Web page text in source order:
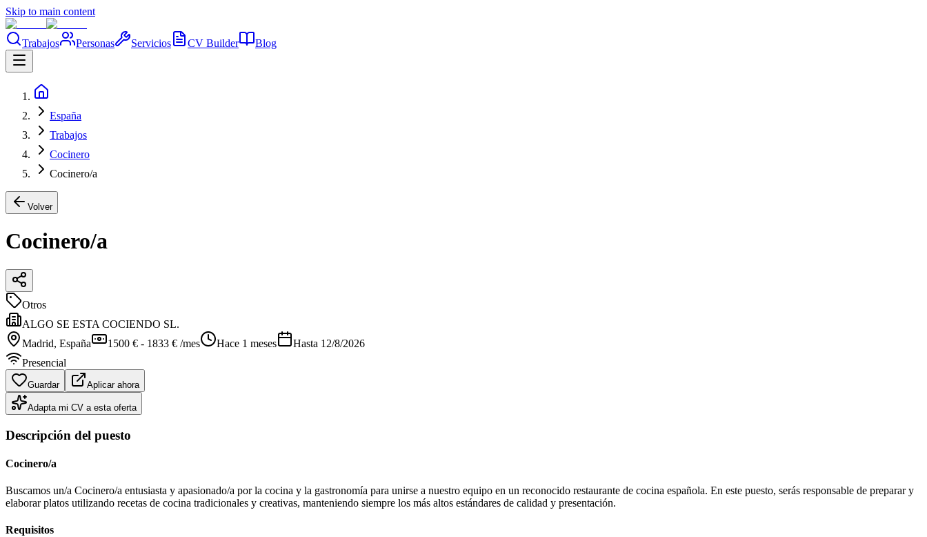
Skip to main content
Trabajos Personas Servicios CV Builder Blog
España
Trabajos
Cocinero
Cocinero/a
Volver
Cocinero/a
Otros
ALGO SE ESTA COCIENDO SL.
Madrid, España 1500 € - 1833 € /mes Hace 1 meses Hasta 12/8/2026
Presencial
Guardar Aplicar ahora
Adapta mi CV a esta oferta
Descripción del puesto
Cocinero/a
Buscamos un/a Cocinero/a entusiasta y apasionado/a por la cocina y la gastronomía para unirse a nuestro equipo en un reconocido restaurante de cocina española. En este puesto, serás responsable de preparar y
elaborar platos utilizando recetas de cocina tradicionales y creativas, manteniendo siempre los más altos estándares de calidad y presentación.
Requisitos